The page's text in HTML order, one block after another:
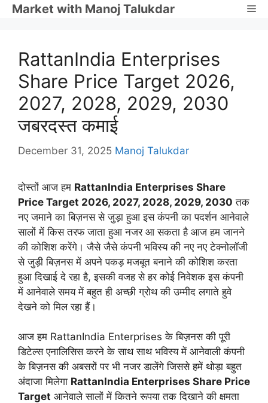
SkipMarket with Manoj Talukdar
RattanIndia Enterprises
Share Price Target 2026,
2027, 2028, 2029, 2030
जबरदस्त कमाई
December 31, 2025 Manoj Talukdar
दोस्तों आज हम RattanIndia Enterprises Share
Price Target 2026, 2027, 2028, 2029, 2030 तक
नए जमाने का बिज़नस से जुड़ा हुआ इस कंपनी का पदर्शन आनेवाले
सालों में किस तरफ जाता हुआ नजर आ सकता है आज हम जानने
की कोशिश करेंगे। जैसे जैसे कंपनी भविस्य की नए नए टेक्नोलॉजी
से जुड़ी बिज़नस में अपने पकड़ मजबूत बनाने की कोशिश करता
हुआ दिखाई दे रहा है, इसकी वजह से हर कोई निवेशक इस कंपनी
में आनेवाले समय में बहुत ही अच्छी ग्रोथ की उम्मीद लगाते हुवे
देखने को मिल रहा हैं।
आज हम RattanIndia Enterprises के बिज़नस की पूरी
डिटेल्स एनालिसिस करने के साथ साथ भविस्य में आनेवाली कंपनी
के बिज़नस की अबसरों पर भी नजर डालेंगे जिससे हमें थोड़ा बहुत
अंदाजा मिलेगा RattanIndia Enterprises Share Price
Target आनेवाले सालों में कितने रूपया तक दिखाने की क्षमता